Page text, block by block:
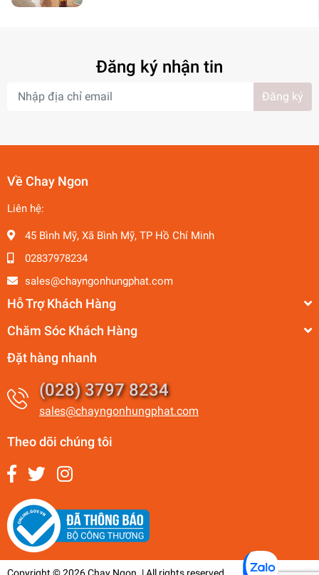
Đăng ký nhận tin
Đăng ký
Về Chay Ngon
Liên hệ:
45 Bình Mỹ, Xã Bình Mỹ, TP Hồ Chí Minh
02837978234
sales@chayngonhungphat.com
Hỗ Trợ Khách Hàng
Chăm Sóc Khách Hàng
Đặt hàng nhanh
(028) 3797 8234
sales@chayngonhungphat.com
Theo dõi chúng tôi
Copyright © 2026 Chay Ngon. | All rights reserved